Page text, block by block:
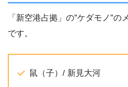
「新空港占拠」の”ケダモノ”の
です。
鼠（子）/ 新見大河